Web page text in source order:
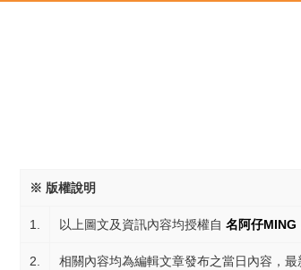
※ 版權說明
1. 以上圖文及資訊內容均授權自 名阿仔MING
2. 相關內容均為編輯文章發布之當日內容，最